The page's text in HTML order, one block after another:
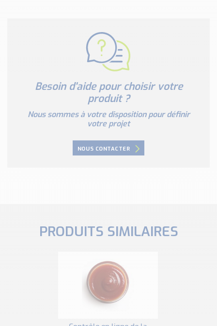
Besoin d'aide pour choisir votre
produit ?
Nous sommes à votre disposition pour définir
votre projet
NOUS CONTACTER
PRODUITS SIMILAIRES